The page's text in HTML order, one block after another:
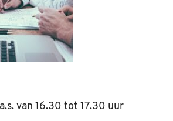
van 16.30 tot 17.30 uur